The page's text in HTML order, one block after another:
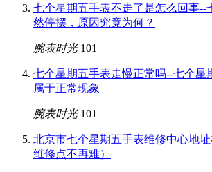
七个星期五手表不走了是怎么回事--
然停摆，原因究竟为何？
腕表时光 101
七个星期五手表走慢正常吗--七个星
属于正常现象
腕表时光 101
北京市七个星期五手表维修中心地
维修点不再难）